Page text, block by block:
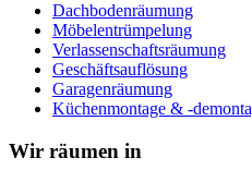
Dachbodenräumung
Möbelentrümpelung
Verlassenschaftsräumung
Geschäftsauflösung
Garagenräumung
Küchenmontage & -
Wir räumen in